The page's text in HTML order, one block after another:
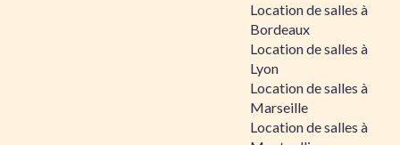
Location de salles à
Bordeaux
Location de salles à
Lyon
Location de salles à
Marseille
Location de salles à